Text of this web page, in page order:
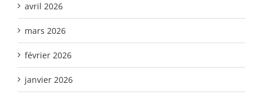
avril 2026
mars 2026
février 2026
janvier 2026